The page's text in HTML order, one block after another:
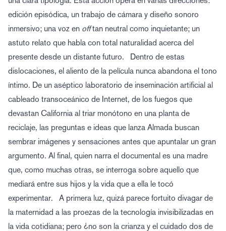
edición episódica, un trabajo de cámara y diseño sonoro
inmersivo; una voz en offtan neutral como inquietante; un
astuto relato que habla con total naturalidad acerca del
presente desde un distante futuro. Dentro de estas
dislocaciones, el aliento de la película nunca abandona el tono
íntimo. De un aséptico laboratorio de inseminación artificial al
cableado transoceánico de Internet, de los fuegos que
devastan California al triar monótono en una planta de
reciclaje, las preguntas e ideas que lanza Almada buscan
sembrar imágenes y sensaciones antes que apuntalar un gran
argumento. Al final, quien narra el documental es una madre
que, como muchas otras, se interroga sobre aquello que
mediará entre sus hijos y la vida que a ella le tocó
experimentar. A primera luz, quizá parece fortuito divagar de
la maternidad a las proezas de la tecnología invisibilizadas en
la vida cotidiana; pero ¿no son la crianza y el cuidado dos de